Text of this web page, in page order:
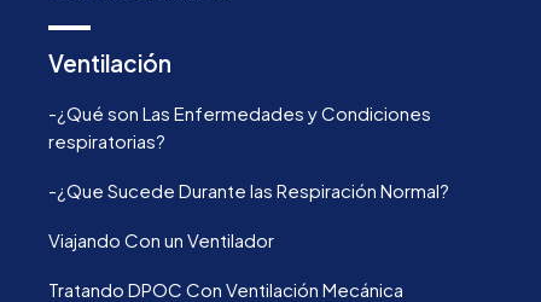
Ventilación
-¿Qué son Las Enfermedades y Condiciones
respiratorias?
-¿Que Sucede Durante las Respiración Normal?
Viajando Con un Ventilador
Tratando DPOC Con Ventilación Mecánica